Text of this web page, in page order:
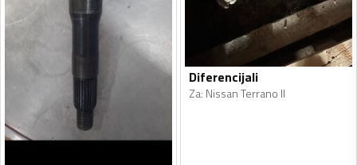
Diferencijali
Za: Nissan Terrano II